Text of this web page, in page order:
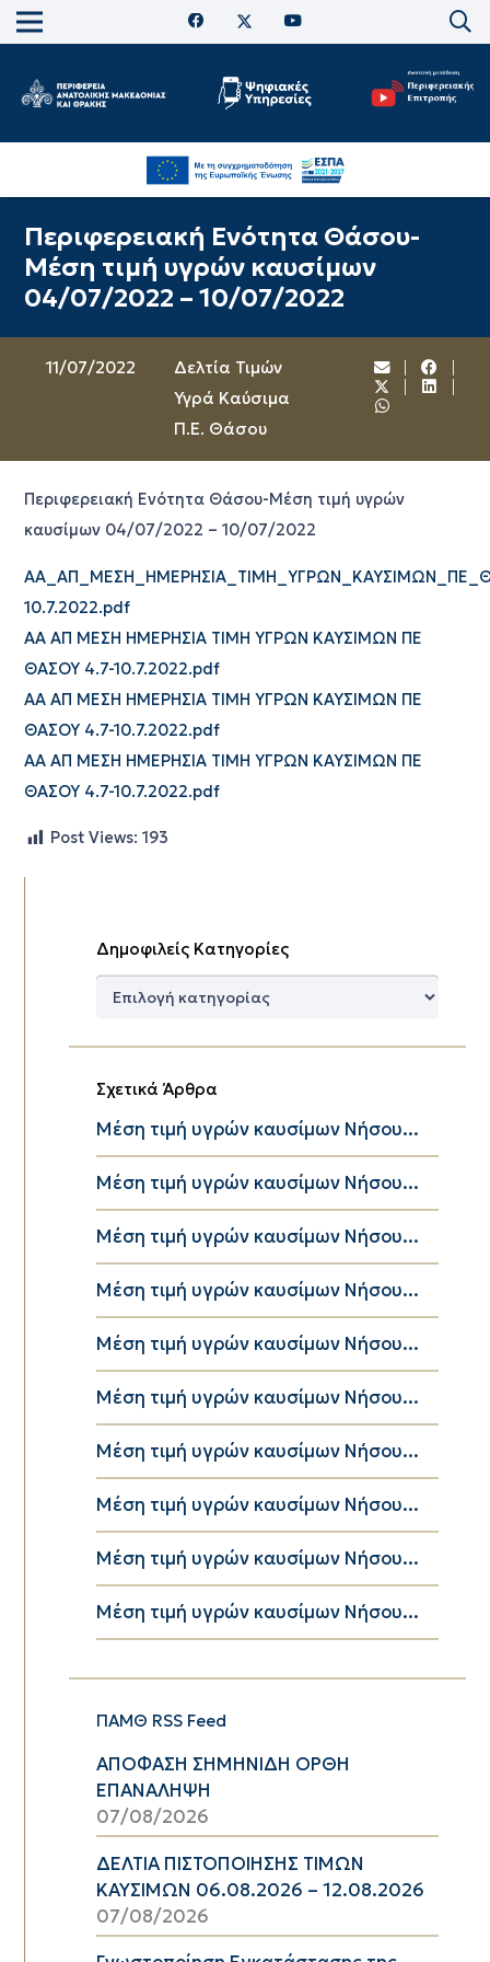
Περιφερειακή Ενότητα Θάσου-
Μέση τιμή υγρών καυσίμων
04/07/2022 – 10/07/2022
11/07/2022
Δελτία Τιμών
Υγρά Καύσιμα
Π.Ε. Θάσου
Περιφερειακή Ενότητα Θάσου-Μέση τιμή υγρών
καυσίμων 04/07/2022 – 10/07/2022
10.7.2022.pdf
ΑΑ ΑΠ ΜΕΣΗ ΗΜΕΡΗΣΙΑ ΤΙΜΗ ΥΓΡΩΝ ΚΑΥΣΙΜΩΝ ΠΕ
ΘΑΣΟΥ 4.7-10.7.2022.pdf
ΑΑ ΑΠ ΜΕΣΗ ΗΜΕΡΗΣΙΑ ΤΙΜΗ ΥΓΡΩΝ ΚΑΥΣΙΜΩΝ ΠΕ
ΘΑΣΟΥ 4.7-10.7.2022.pdf
ΑΑ ΑΠ ΜΕΣΗ ΗΜΕΡΗΣΙΑ ΤΙΜΗ ΥΓΡΩΝ ΚΑΥΣΙΜΩΝ ΠΕ
ΘΑΣΟΥ 4.7-10.7.2022.pdf
Post Views: 193
Δημοφιλείς Κατηγορίες
Δημοφιλείς
Σχετικά Άρθρα
Μέση τιμή υγρών καυσίμων Νήσου...
Μέση τιμή υγρών καυσίμων Νήσου...
Μέση τιμή υγρών καυσίμων Νήσου...
Μέση τιμή υγρών καυσίμων Νήσου...
Μέση τιμή υγρών καυσίμων Νήσου...
Μέση τιμή υγρών καυσίμων Νήσου...
Μέση τιμή υγρών καυσίμων Νήσου...
Μέση τιμή υγρών καυσίμων Νήσου...
Μέση τιμή υγρών καυσίμων Νήσου...
Μέση τιμή υγρών καυσίμων Νήσου...
ΠΑΜΘ RSS Feed
ΑΠΟΦΑΣΗ ΣΗΜΗΝΙΔΗ ΟΡΘΗ
ΕΠΑΝΑΛΗΨΗ
07/08/2026
ΔΕΛΤΙΑ ΠΙΣΤΟΠΟΙΗΣΗΣ ΤΙΜΩΝ
ΚΑΥΣΙΜΩΝ 06.08.2026 – 12.08.2026
07/08/2026